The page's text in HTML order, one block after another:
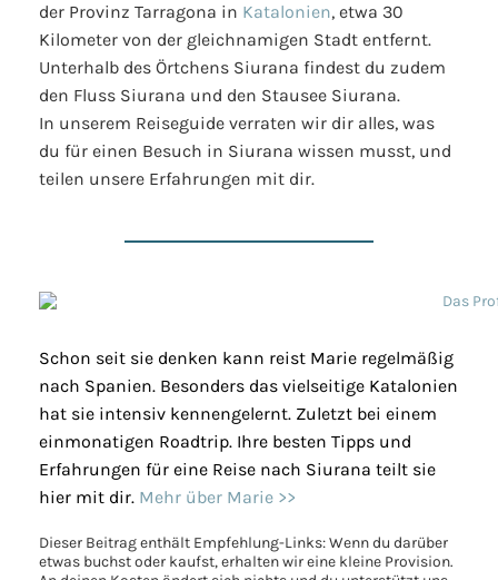
der Provinz Tarragona in Katalonien, etwa 30
Kilometer von der gleichnamigen Stadt entfernt.
Unterhalb des Örtchens Siurana findest du zudem
den Fluss Siurana und den Stausee Siurana.
In unserem Reiseguide verraten wir dir alles, was
du für einen Besuch in Siurana wissen musst, und
teilen unsere Erfahrungen mit dir.
Schon seit sie denken kann reist Marie regelmäßig
nach Spanien. Besonders das vielseitige Katalonien
hat sie intensiv kennengelernt. Zuletzt bei einem
einmonatigen Roadtrip. Ihre besten Tipps und
Erfahrungen für eine Reise nach Siurana teilt sie
hier mit dir. Mehr über Marie >>
Dieser Beitrag enthält Empfehlung-Links: Wenn du darüber
etwas buchst oder kaufst, erhalten wir eine kleine Provision.